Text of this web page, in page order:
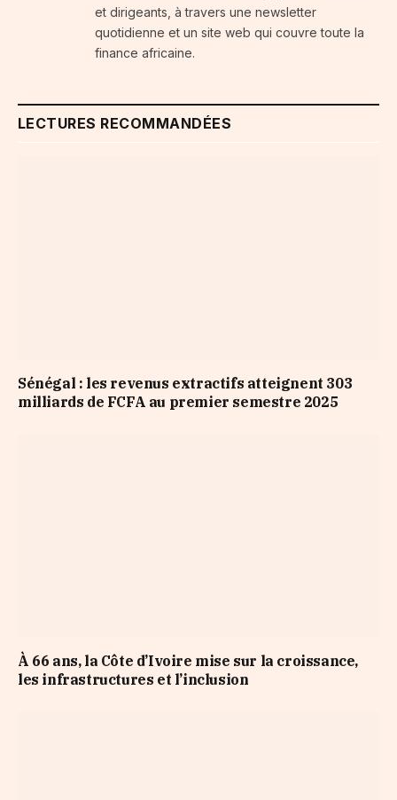
et dirigeants, à travers une newsletter
quotidienne et un site web qui couvre toute la
finance africaine.
LECTURES RECOMMANDÉES
Sénégal : les revenus extractifs atteignent 303
milliards de FCFA au premier semestre 2025
À 66 ans, la Côte d’Ivoire mise sur la croissance,
les infrastructures et l’inclusion